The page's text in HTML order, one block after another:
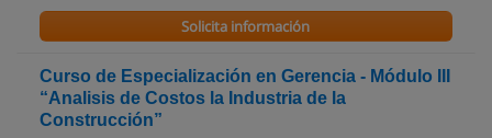
Solicita información
Curso de Especialización en Gerencia - Módulo III
“Analisis de Costos la Industria de la
Construcción”